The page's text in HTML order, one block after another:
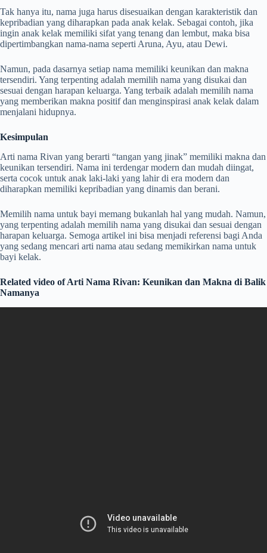
Tak hanya itu, nama juga harus disesuaikan dengan karakteristik dan
kepribadian yang diharapkan pada anak kelak. Sebagai contoh, jika
ingin anak kelak memiliki sifat yang tenang dan lembut, maka bisa
dipertimbangkan nama-nama seperti Aruna, Ayu, atau Dewi.
Namun, pada dasarnya setiap nama memiliki keunikan dan makna
tersendiri. Yang terpenting adalah memilih nama yang disukai dan
sesuai dengan harapan keluarga. Yang terbaik adalah memilih nama
yang memberikan makna positif dan menginspirasi anak kelak dalam
menjalani hidupnya.
Kesimpulan
Arti nama Rivan yang berarti “tangan yang jinak” memiliki makna dan
keunikan tersendiri. Nama ini terdengar modern dan mudah diingat,
serta cocok untuk anak laki-laki yang lahir di era modern dan
diharapkan memiliki kepribadian yang dinamis dan berani.
Memilih nama untuk bayi memang bukanlah hal yang mudah. Namun,
yang terpenting adalah memilih nama yang disukai dan sesuai dengan
harapan keluarga. Semoga artikel ini bisa menjadi referensi bagi Anda
yang sedang mencari arti nama atau sedang memikirkan nama untuk
bayi kelak.
Related video of Arti Nama Rivan: Keunikan dan Makna di Balik
Namanya